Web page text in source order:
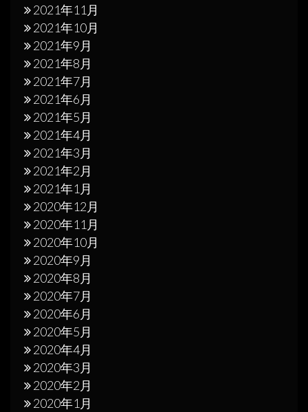
2021年11月
2021年10月
2021年9月
2021年8月
2021年7月
2021年6月
2021年5月
2021年4月
2021年3月
2021年2月
2021年1月
2020年12月
2020年11月
2020年10月
2020年9月
2020年8月
2020年7月
2020年6月
2020年5月
2020年4月
2020年3月
2020年2月
2020年1月